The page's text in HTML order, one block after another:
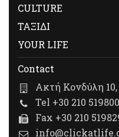
CULTURE
ΤΑΞΙΔΙ
YOUR LIFE
Contact
Ακτή Κονδύλη 10,
Tel +30 210
Fax +30 210